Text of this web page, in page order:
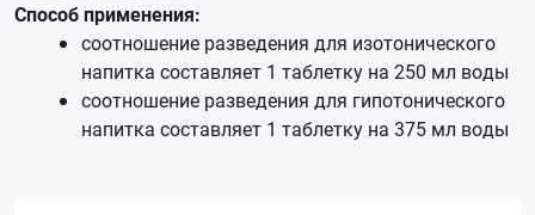
Способ применения:
соотношение разведения для изотонического
напитка составляет 1 таблетку на 250 мл воды
соотношение разведения для гипотонического
напитка составляет 1 таблетку на 375 мл воды